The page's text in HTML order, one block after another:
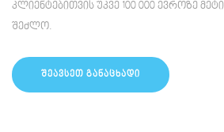
კლიენტებითვის უკვე 100 000 ევროზე
შეძლო.
ᲨᲔᲐᲕᲡᲔᲗ ᲒᲐᲜᲐᲪᲮᲐᲓᲘ